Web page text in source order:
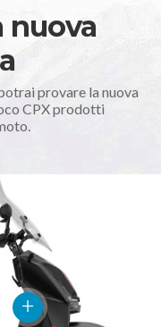
nuova
provare la nuova
CPX prodotti